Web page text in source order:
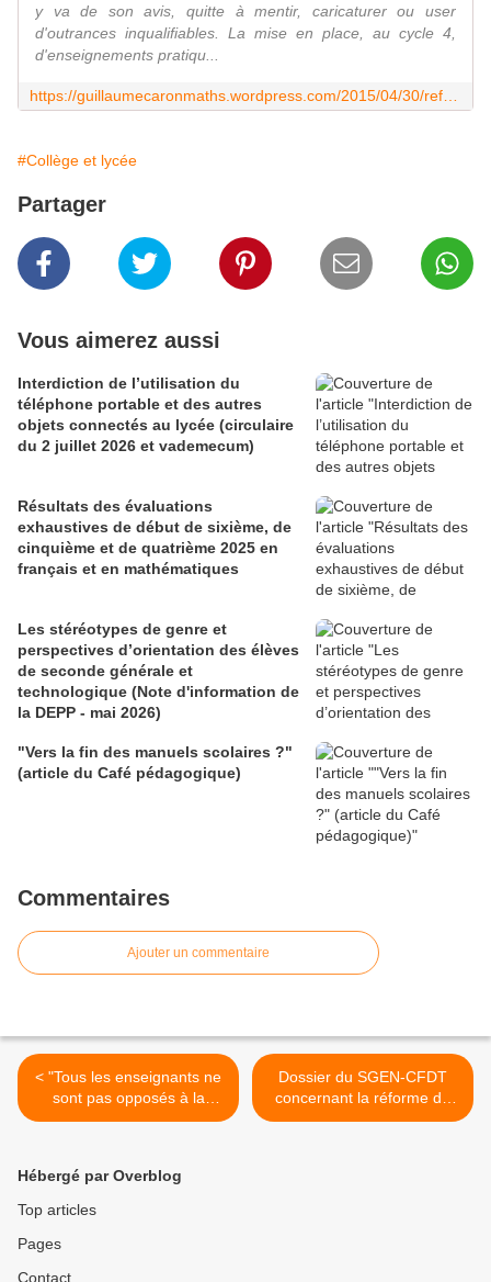
y va de son avis, quitte à mentir, caricaturer ou user
d'outrances inqualifiables. La mise en place, au cycle 4,
d'enseignements pratiqu...
#Collège et lycée
Partager
Vous aimerez aussi
Interdiction de l’utilisation du
téléphone portable et des autres
objets connectés au lycée (circulaire
du 2 juillet 2026 et vademecum)
Résultats des évaluations
exhaustives de début de sixième, de
cinquième et de quatrième 2025 en
français et en mathématiques
Les stéréotypes de genre et
perspectives d’orientation des élèves
de seconde générale et
technologique (Note d'information de
la DEPP - mai 2026)
"Vers la fin des manuels scolaires ?"
(article du Café pédagogique)
Commentaires
Ajouter un commentaire
< "Tous les enseignants ne
sont pas opposés à la
réforme du collège !"
Dossier du SGEN-CFDT
concernant la réforme du
collège >
Hébergé par Overblog
Top articles
Pages
Contact